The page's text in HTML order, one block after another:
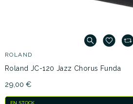
ROLAND
Roland JC-120 Jazz Chorus Funda
29,00 €
EN STOCK